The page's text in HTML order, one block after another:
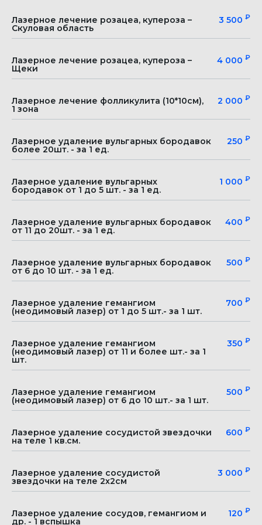
Лазерное лечение розацеа, купероза –
Скуловая область
3 500 ₽
Лазерное лечение розацеа, купероза –
Щеки
4 000 ₽
Лазерное лечение фолликулита (10*10см),
1 зона
2 000 ₽
Лазерное удаление вульгарных бородавок
более 20шт. - за 1 ед.
250 ₽
Лазерное удаление вульгарных
бородавок от 1 до 5 шт. - за 1 ед.
1 000 ₽
Лазерное удаление вульгарных бородавок
от 11 до 20шт. - за 1 ед.
400 ₽
Лазерное удаление вульгарных бородавок
от 6 до 10 шт. - за 1 ед.
500 ₽
Лазерное удаление гемангиом
(неодимовый лазер) от 1 до 5 шт.- за 1 шт.
700 ₽
Лазерное удаление гемангиом
(неодимовый лазер) от 11 и более шт.- за 1
шт.
350 ₽
Лазерное удаление гемангиом
(неодимовый лазер) от 6 до 10 шт.- за 1 шт.
500 ₽
Лазерное удаление сосудистой звездочки
на теле 1 кв.см.
600 ₽
Лазерное удаление сосудистой
звездочки на теле 2х2см
3 000 ₽
Лазерное удаление сосудов, гемангиом и
др. - 1 вспышка
120 ₽
Клиника с максимально высоким рейтингом.
5,0